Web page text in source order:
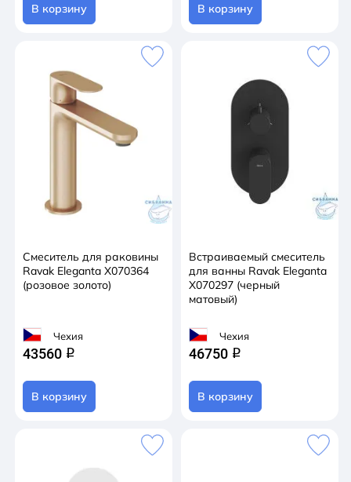
В корзину В корзину
Смеситель для раковины
Ravak Eleganta X070364
(розовое золото)
Чехия
43560 q
В корзину
Встраиваемый смеситель
для ванны Ravak Eleganta
X070297 (черный
матовый)
Чехия
46750 q
В корзину